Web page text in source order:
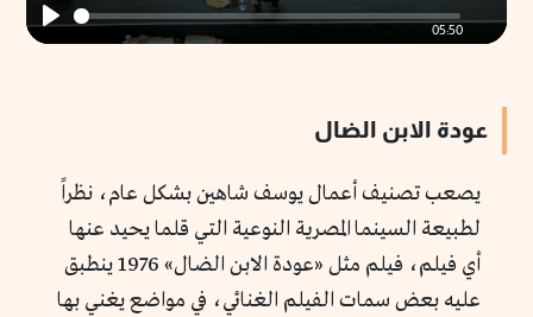
Play
05:50
عودة الابن الضال
يصعب تصنيف أعمال يوسف شاهين بشكل عام، نظراً
لطبيعة السينما المصرية النوعية التي قلما يحيد عنها
أي فيلم، فيلم مثل «عودة الابن الضال» 1976 ينطبق
عليه بعض سمات الفيلم الغنائي، في مواضع يغني بها